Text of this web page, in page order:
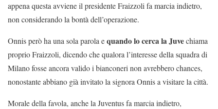
appena questa avviene il presidente Fraizzoli fa marcia indietro,
non considerando la bontà dell’operazione.
Onnis però ha una sola parola equando lo cerca la Juvechiama
proprio Fraizzoli, dicendo che qualora l’interesse della squadra di
Milano fosse ancora valido i bianconeri non avrebbero chances,
nonostante abbiano già invitato la signora Onnis a visitare la città.
Morale della favola, anche la Juventus fa marcia indietro,